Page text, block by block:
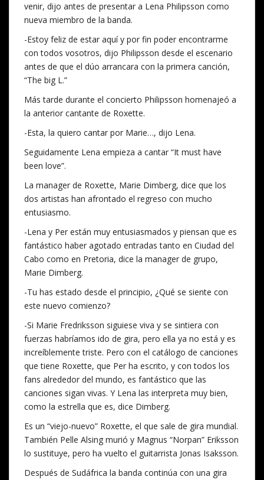
venir, dijo antes de presentar a Lena Philipsson como
nueva miembro de la banda.
-Estoy feliz de estar aquí y por fin poder encontrarme
con todos vosotros, dijo Philipsson desde el escenario
antes de que el dúo arrancara con la primera canción,
“The big L.”
Más tarde durante el concierto Philipsson homenajeó a
la anterior cantante de Roxette.
-Esta, la quiero cantar por Marie…, dijo Lena.
Seguidamente Lena empieza a cantar “It must have
been love”.
La manager de Roxette, Marie Dimberg, dice que los
dos artistas han afrontado el regreso con mucho
entusiasmo.
-Lena y Per están muy entusiasmados y piensan que es
fantástico haber agotado entradas tanto en Ciudad del
Cabo como en Pretoria, dice la manager de grupo,
Marie Dimberg.
-Tu has estado desde el principio, ¿Qué se siente con
este nuevo comienzo?
-Si Marie Fredriksson siguiese viva y se sintiera con
fuerzas habríamos ido de gira, pero ella ya no está y es
increíblemente triste. Pero con el catálogo de canciones
que tiene Roxette, que Per ha escrito, y con todos los
fans alrededor del mundo, es fantástico que las
canciones sigan vivas. Y Lena las interpreta muy bien,
como la estrella que es, dice Dimberg.
Es un “viejo-nuevo” Roxette, el que sale de gira mundial.
También Pelle Alsing murió y Magnus “Norpan” Eriksson
lo sustituye, pero ha vuelto el guitarrista Jonas Isaksson.
Después de Sudáfrica la banda continúa con una gira